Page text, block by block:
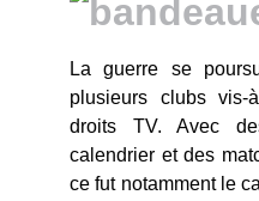
La guerre se
plusieurs clubs
droits TV. Avec
calendrier et des
ce fut notamment le